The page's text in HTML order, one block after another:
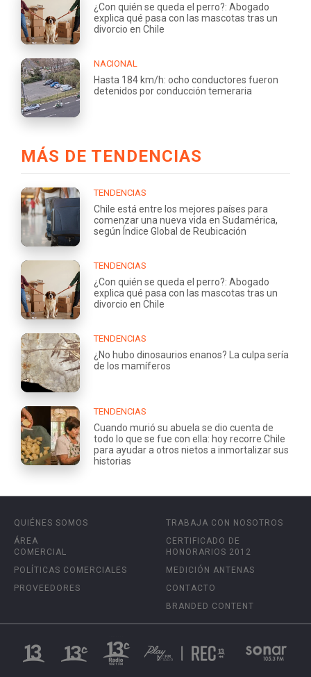
¿Con quién se queda el perro?: Abogado
explica qué pasa con las mascotas tras un
divorcio en Chile
NACIONAL
Hasta 184 km/h: ocho conductores fueron
detenidos por conducción temeraria
MÁS DE TENDENCIAS
TENDENCIAS
Chile está entre los mejores países para
comenzar una nueva vida en Sudamérica,
según Índice Global de Reubicación
TENDENCIAS
¿Con quién se queda el perro?: Abogado
explica qué pasa con las mascotas tras un
divorcio en Chile
TENDENCIAS
¿No hubo dinosaurios enanos? La culpa sería
de los mamíferos
TENDENCIAS
Cuando murió su abuela se dio cuenta de
todo lo que se fue con ella: hoy recorre Chile
para ayudar a otros nietos a inmortalizar sus
historias
QUIÉNES SOMOS
ÁREA
COMERCIAL
POLÍTICAS COMERCIALES
PROVEEDORES
TRABAJA CON NOSOTROS
CERTIFICADO DE
HONORARIOS 2012
MEDICIÓN ANTENAS
CONTACTO
BRANDED CONTENT